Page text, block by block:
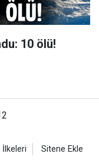
10 ölü!
İlkeleri Sitene Ekle